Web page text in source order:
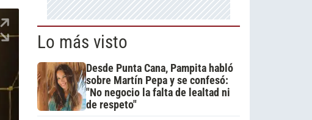
Lo más visto
Desde Punta Cana, Pampita habló
sobre Martín Pepa y se confesó:
"No negocio la falta de lealtad ni
de respeto"